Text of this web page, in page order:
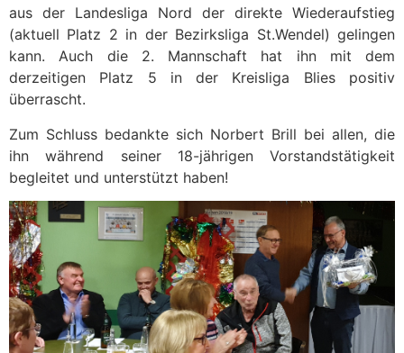
aus der Landesliga Nord der direkte Wiederaufstieg
(aktuell Platz 2 in der Bezirksliga St.Wendel) gelingen
kann. Auch die 2. Mannschaft hat ihn mit dem
derzeitigen Platz 5 in der Kreisliga Blies positiv
überrascht.
Zum Schluss bedankte sich Norbert Brill bei allen, die
ihn während seiner 18-jährigen Vorstandstätigkeit
begleitet und unterstützt haben!